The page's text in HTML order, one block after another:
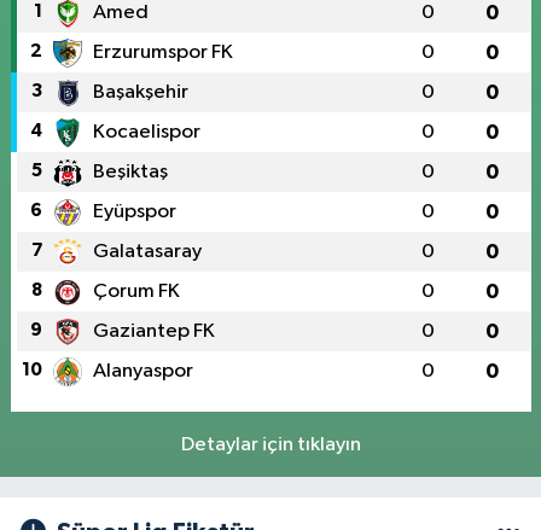
1 Amed 0 0
2 Erzurumspor FK 0 0
3 Başakşehir 0 0
4 Kocaelispor 0 0
5 Beşiktaş 0 0
6 Eyüpspor 0 0
7 Galatasaray 0 0
8 Çorum FK 0 0
9 Gaziantep FK 0 0
10 Alanyaspor 0 0
Detaylar için tıklayın